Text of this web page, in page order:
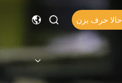
حالا حرف بزن